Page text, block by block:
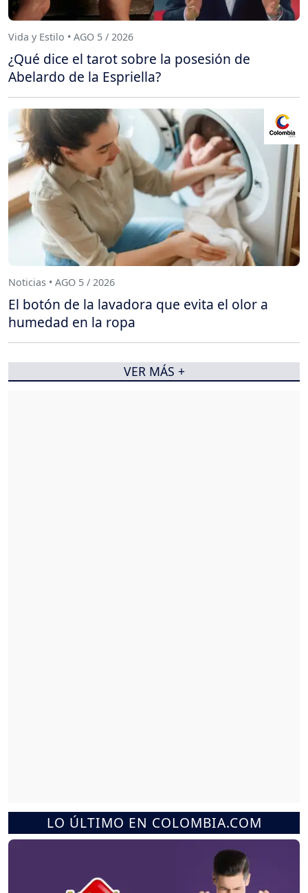
LO ÚLTIMO EN COLOMBIA.COM
Vida y Estilo • AGO 5 / 2026
¿Qué dice el tarot sobre la posesión de
Abelardo de la Espriella?
Noticias • AGO 5 / 2026
El botón de la lavadora que evita el olor a
humedad en la ropa
VER MÁS +